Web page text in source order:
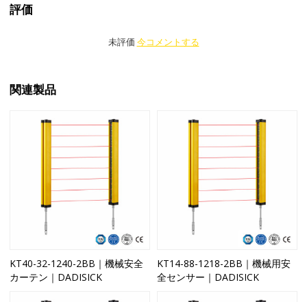
評価
未評価 今コメントする
関連製品
KT40-32-1240-2BB｜機械安全
カーテン｜DADISICK
KT14-88-1218-2BB｜機械用安
全センサー｜DADISICK